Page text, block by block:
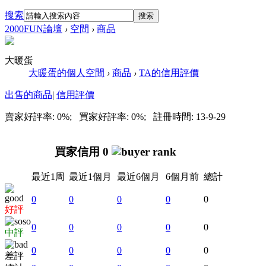
搜索 搜索
2000FUN論壇 › 空間 › 商品
大暖蛋
大暖蛋的個人空間 › 商品 › TA的信用評價
出售的商品| 信用評價
賣家好評率: 0%; 買家好評率: 0%; 註冊時間: 13-9-29
買家信用 0
最近1周 最近1個月 最近6個月 6個月前 總計
好評
0 0 0 0 0
中評
0 0 0 0 0
差評
0 0 0 0
0